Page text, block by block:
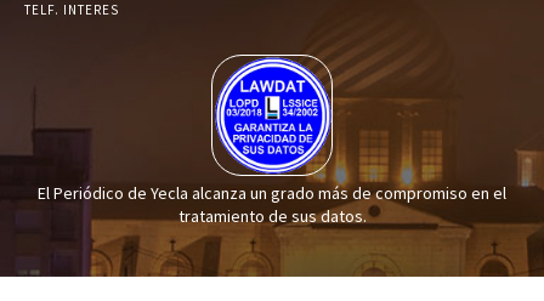
TELF. INTERES
El Periódico de Yecla alcanza un grado más de compromiso en el
tratamiento de sus datos.